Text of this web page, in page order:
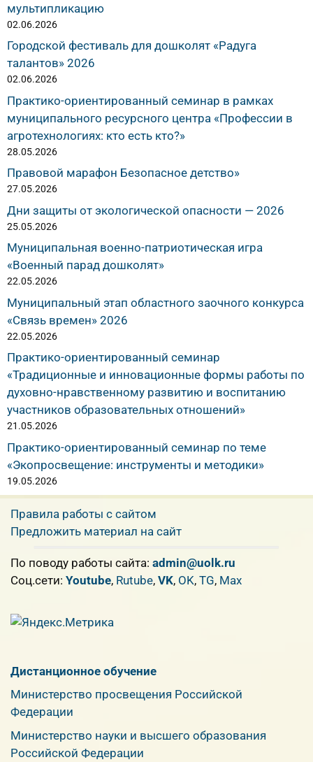
мультипликацию
02.06.2026
Городской фестиваль для дошколят «Радуга
талантов» 2026
02.06.2026
Практико-ориентированный семинар в рамках
муниципального ресурсного центра «Профессии в
агротехнологиях: кто есть кто?»
28.05.2026
Правовой марафон Безопасное детство»
27.05.2026
Дни защиты от экологической опасности — 2026
25.05.2026
Муниципальная военно-патриотическая игра
«Военный парад дошколят»
22.05.2026
Муниципальный этап областного заочного конкурса
«Связь времен» 2026
22.05.2026
Практико-ориентированный семинар
«Традиционные и инновационные формы работы по
духовно-нравственному развитию и воспитанию
участников образовательных отношений»
21.05.2026
Практико-ориентированный семинар по теме
«Экопросвещение: инструменты и методики»
19.05.2026
Правила работы с сайтом
Предложить материал на сайт
По поводу работы сайта: admin@uolk.ru
Cоц.сети: Youtube, Rutube, VK, OK, TG, Max
Дистанционное обучение
Министерство просвещения Российской
Федерации
Министерство науки и высшего образования
Российской Федерации